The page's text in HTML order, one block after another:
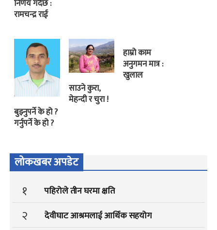
निर्णय गर्दैछ :
रामचन्द्र राई
बुझ्नुपर्ने के हो ?
गर्नुपर्ने के हो ?
साउने कुरा,
मेहन्दी र चुरा !
हाम्रो काम
अनुगमन मात्र :
खुलाल
लोकखबर अपडेट
१ पहिरोले तीन घरमा क्षति
२ देवीघाट आश्रमलाई आर्थिक सहयोग